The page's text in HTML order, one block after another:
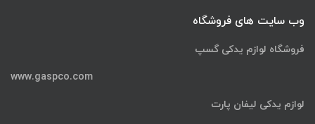
وب سایت های فروشگاه
فروشگاه لوازم یدکی گسپ
www.gaspco.com
لوازم یدکی لیفان پارت